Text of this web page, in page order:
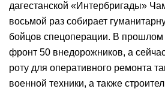
дагестанской «Интербригады»
восьмой раз собирает
бойцов спецоперации. В прошлом
фронт 50 внедорожников, а
роту для оперативного ремонта
военной техники, а также